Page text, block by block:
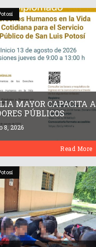
MAYOR CAPACITA A
PÚBLICOS
8, 2026
Read More